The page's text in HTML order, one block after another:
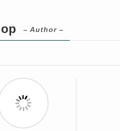
– Author –